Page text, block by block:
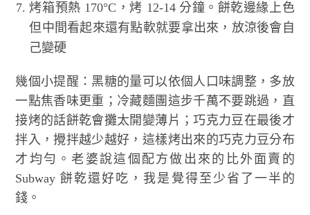
烤箱預熱 170°C，烤 12-14 分鐘。餅乾邊緣上色
但中間看起來還有點軟就要拿出來，放涼後會自
己變硬
幾個小提醒：黑糖的量可以依個人口味調整，多放
一點焦香味更重；冷藏麵團這步千萬不要跳過，直
接烤的話餅乾會攤太開變薄片；巧克力豆在最後才
拌入，攪拌越少越好，這樣烤出來的巧克力豆分布
才均勻。老婆說這個配方做出來的比外面賣的
Subway 餅乾還好吃，我是覺得至少省了一半的
錢。